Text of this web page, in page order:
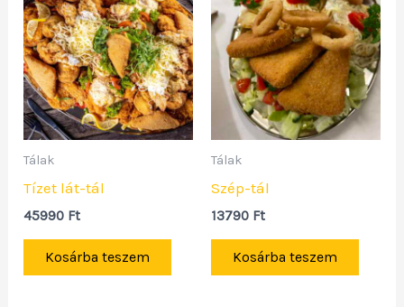
Tálak
Tízet lát-tál
45990 Ft
Kosárba teszem
Tálak
Szép-tál
13790 Ft
Kosárba teszem